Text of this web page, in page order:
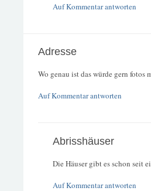
Auf Kommentar antworten
Adresse
Wo genau ist das würde gern fotos
Auf Kommentar antworten
Abrisshäuser
Die Häuser gibt es schon seit
Auf Kommentar antworten